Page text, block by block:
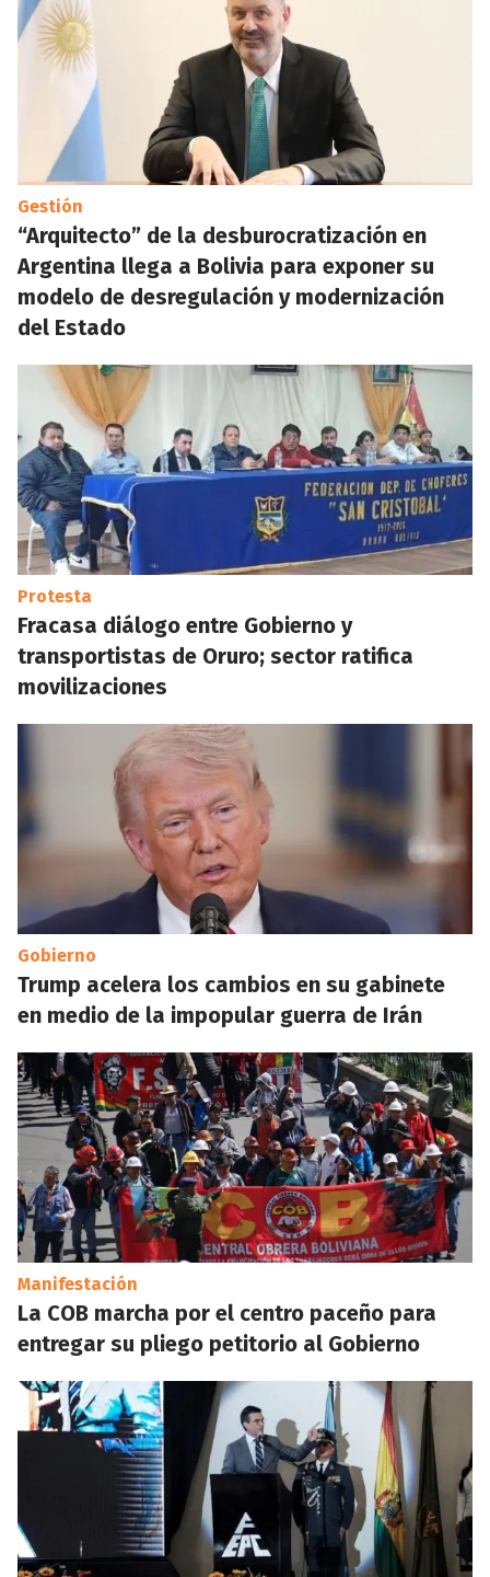
Gestión
“Arquitecto” de la desburocratización en
Argentina llega a Bolivia para exponer su
modelo de desregulación y modernización
del Estado
Protesta
Fracasa diálogo entre Gobierno y
transportistas de Oruro; sector ratifica
movilizaciones
Gobierno
Trump acelera los cambios en su gabinete
en medio de la impopular guerra de Irán
Manifestación
La COB marcha por el centro paceño para
entregar su pliego petitorio al Gobierno